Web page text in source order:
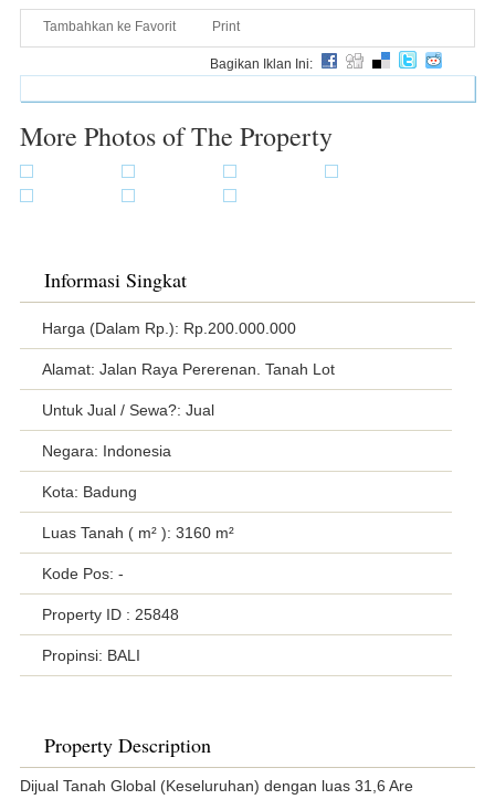
Tambahkan ke Favorit Print
Bagikan Iklan Ini:
More Photos of The Property
Informasi Singkat
Harga (Dalam Rp.): Rp.200.000.000
Alamat: Jalan Raya Pererenan. Tanah Lot
Untuk Jual / Sewa?: Jual
Negara: Indonesia
Kota: Badung
Luas Tanah ( m² ): 3160 m²
Kode Pos: -
Property ID : 25848
Propinsi: BALI
Property Description
Dijual Tanah Global (Keseluruhan) dengan luas 31,6 Are